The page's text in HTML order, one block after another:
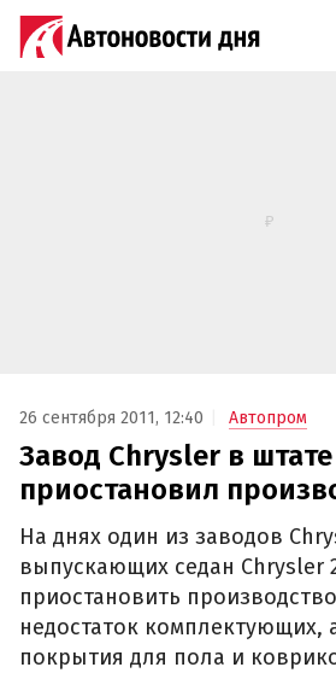
26 сентября 2011, 12:40 Автопром
Завод Chrysler в
приостановил
На днях один из заводов
выпускающих седан Chrysler
приостановить
недостаток комплектующих,
покрытия для пола и